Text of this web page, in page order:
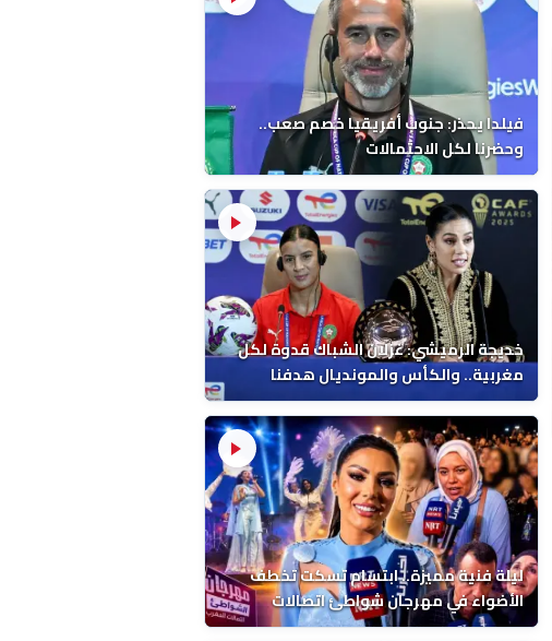
فيلدا يحذر: جنوب أفريقيا خصم صعب..
وحضرنا لكل الاحتمالات
خديجة الرميشي: غزلان الشباك قدوة لكل
مغربية.. والكأس والمونديال هدفنا
ليلة فنية مميزة.. ابتسام تسكت تخطف
الأضواء في مهرجان شواطئ اتصالات
المغرب بالمضيق